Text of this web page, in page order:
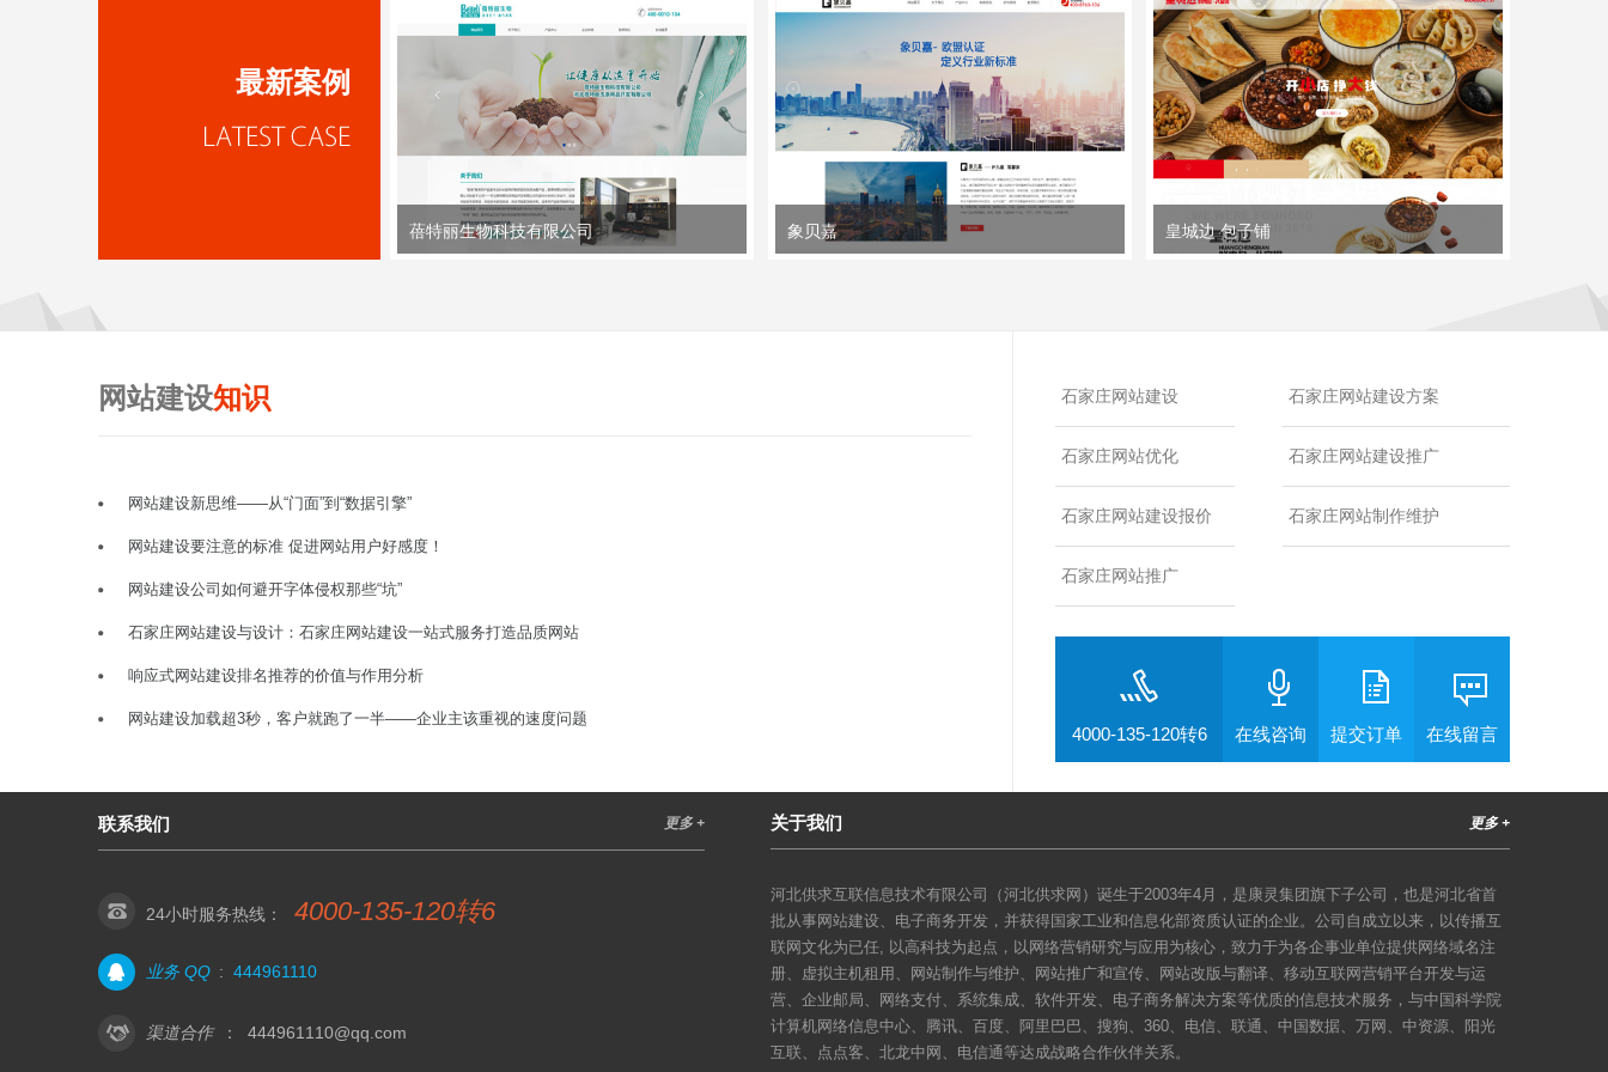
最新案例
蓓特丽生物科技有限公司 象贝嘉 皇城边 包子铺
网站建设知识
网站建设新思维——从“门面”到“数据引擎”
网站建设要注意的标准 促进网站用户好感度！
网站建设公司如何避开字体侵权那些“坑”
石家庄网站建设与设计：石家庄网站建设一站式服务打造品质网站
响应式网站建设排名推荐的价值与作用分析
网站建设加载超3秒，客户就跑了一半——企业主该重视的速度问题
石家庄网站建设
石家庄网站优化
石家庄网站建设报价
石家庄网站推广
石家庄网站建设方案
石家庄网站建设推广
石家庄网站制作维护
4000-135-120转6 在线咨询 提交订单 在线留言
更多 +
联系我们
24小时服务热线： 4000-135-120转6
业务 QQ : 444961110
渠道合作 ： 444961110@qq.com
更多 +
关于我们
河北供求互联信息技术有限公司（河北供求网）诞生于2003年4月，是康灵集团旗下子公司，也是河北省首
批从事网站建设、电子商务开发，并获得国家工业和信息化部资质认证的企业。公司自成立以来，以传播互
联网文化为已任, 以高科技为起点，以网络营销研究与应用为核心，致力于为各企事业单位提供网络域名注
册、虚拟主机租用、网站制作与维护、网站推广和宣传、网站改版与翻译、移动互联网营销平台开发与运
营、企业邮局、网络支付、系统集成、软件开发、电子商务解决方案等优质的信息技术服务，与中国科学院
计算机网络信息中心、腾讯、百度、阿里巴巴、搜狗、360、电信、联通、中国数据、万网、中资源、阳光
互联、点点客、北龙中网、电信通等达成战略合作伙伴关系。